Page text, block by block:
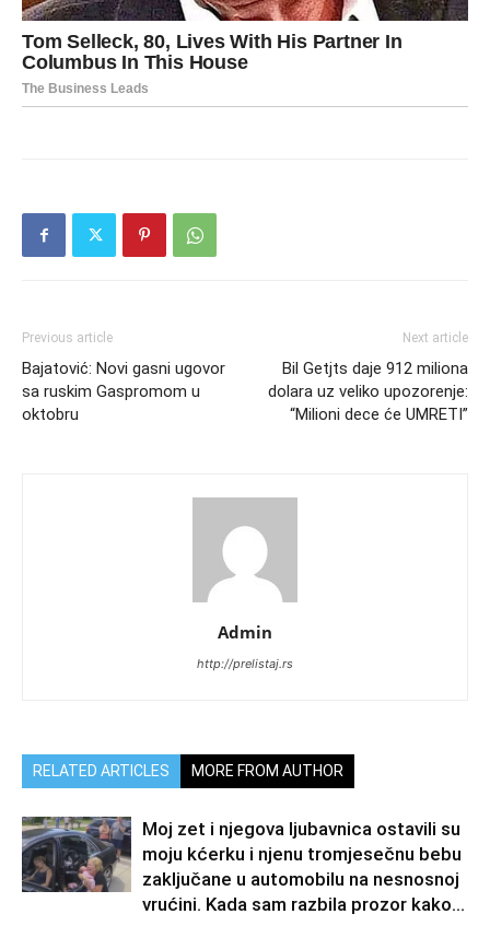
Previous article
Bajatović: Novi gasni ugovor
sa ruskim Gaspromom u
oktobru
Next article
Bil Getjts daje 912 miliona
dolara uz veliko upozorenje:
“Milioni dece će UMRETI”
Admin
http://prelistaj.rs
RELATED ARTICLES MORE FROM AUTHOR
Moj zet i njegova ljubavnica ostavili su
moju kćerku i njenu tromjesečnu bebu
zaključane u automobilu na nesnosnoj
vrućini. Kada sam razbila prozor kako...